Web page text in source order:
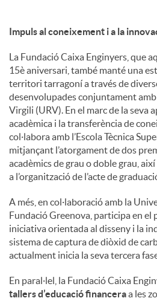
Impuls al coneixement i a la
La Fundació Caixa Enginyers, que
15è aniversari, també manté una
territori tarragoní a través de
desenvolupades conjuntament
Virgili (URV). En el marc de la seva
acadèmica i la transferència de
col·labora amb l’Escola Tècnica
mitjançant l’atorgament de dos
acadèmics de grau o doble grau,
a l’organització de l’acte de
A més, en col·laboració amb la
Fundació Greenova, participa en el
iniciativa orientada al disseny i la
sistema de captura de diòxid de
actualment inicia la seva tercera
En paral·lel, la Fundació Caixa
tallers d’educació financeraa les